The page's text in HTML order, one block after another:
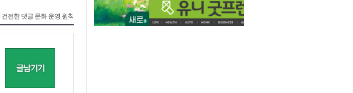
건전한 댓글 문화 운영 원칙